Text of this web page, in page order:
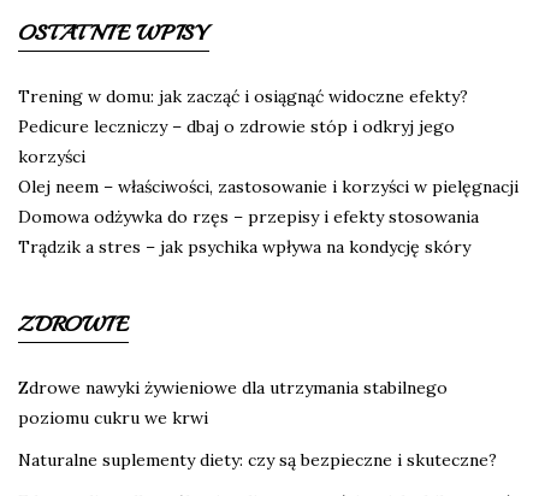
OSTATNIE WPISY
Trening w domu: jak zacząć i osiągnąć widoczne efekty?
Pedicure leczniczy – dbaj o zdrowie stóp i odkryj jego
korzyści
Olej neem – właściwości, zastosowanie i korzyści w pielęgnacji
Domowa odżywka do rzęs – przepisy i efekty stosowania
Trądzik a stres – jak psychika wpływa na kondycję skóry
ZDROWIE
Zdrowe nawyki żywieniowe dla utrzymania stabilnego
poziomu cukru we krwi
Naturalne suplementy diety: czy są bezpieczne i skuteczne?